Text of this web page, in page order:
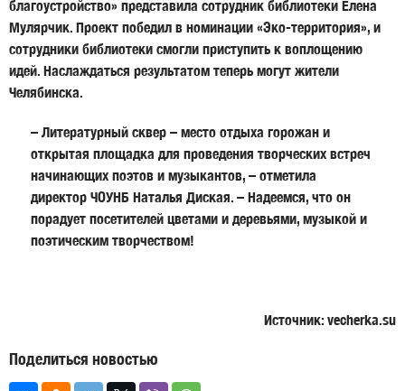
благоустройство» представила сотрудник библиотеки Елена
Мулярчик. Проект победил в номинации «Эко-территория», и
сотрудники библиотеки смогли приступить к воплощению
идей. Наслаждаться результатом теперь могут жители
Челябинска.
– Литературный сквер – место отдыха горожан и
открытая площадка для проведения творческих встреч
начинающих поэтов и музыкантов, – отметила
директор ЧОУНБ Наталья Диская. – Надеемся, что он
порадует посетителей цветами и деревьями, музыкой и
поэтическим творчеством!
Источник: vecherka.su
Поделиться новостью